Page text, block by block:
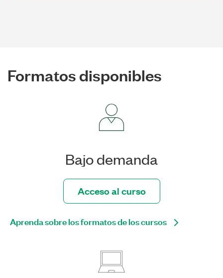
Formatos disponibles
Bajo demanda
Acceso al curso
Aprenda sobre los formatos de los cursos